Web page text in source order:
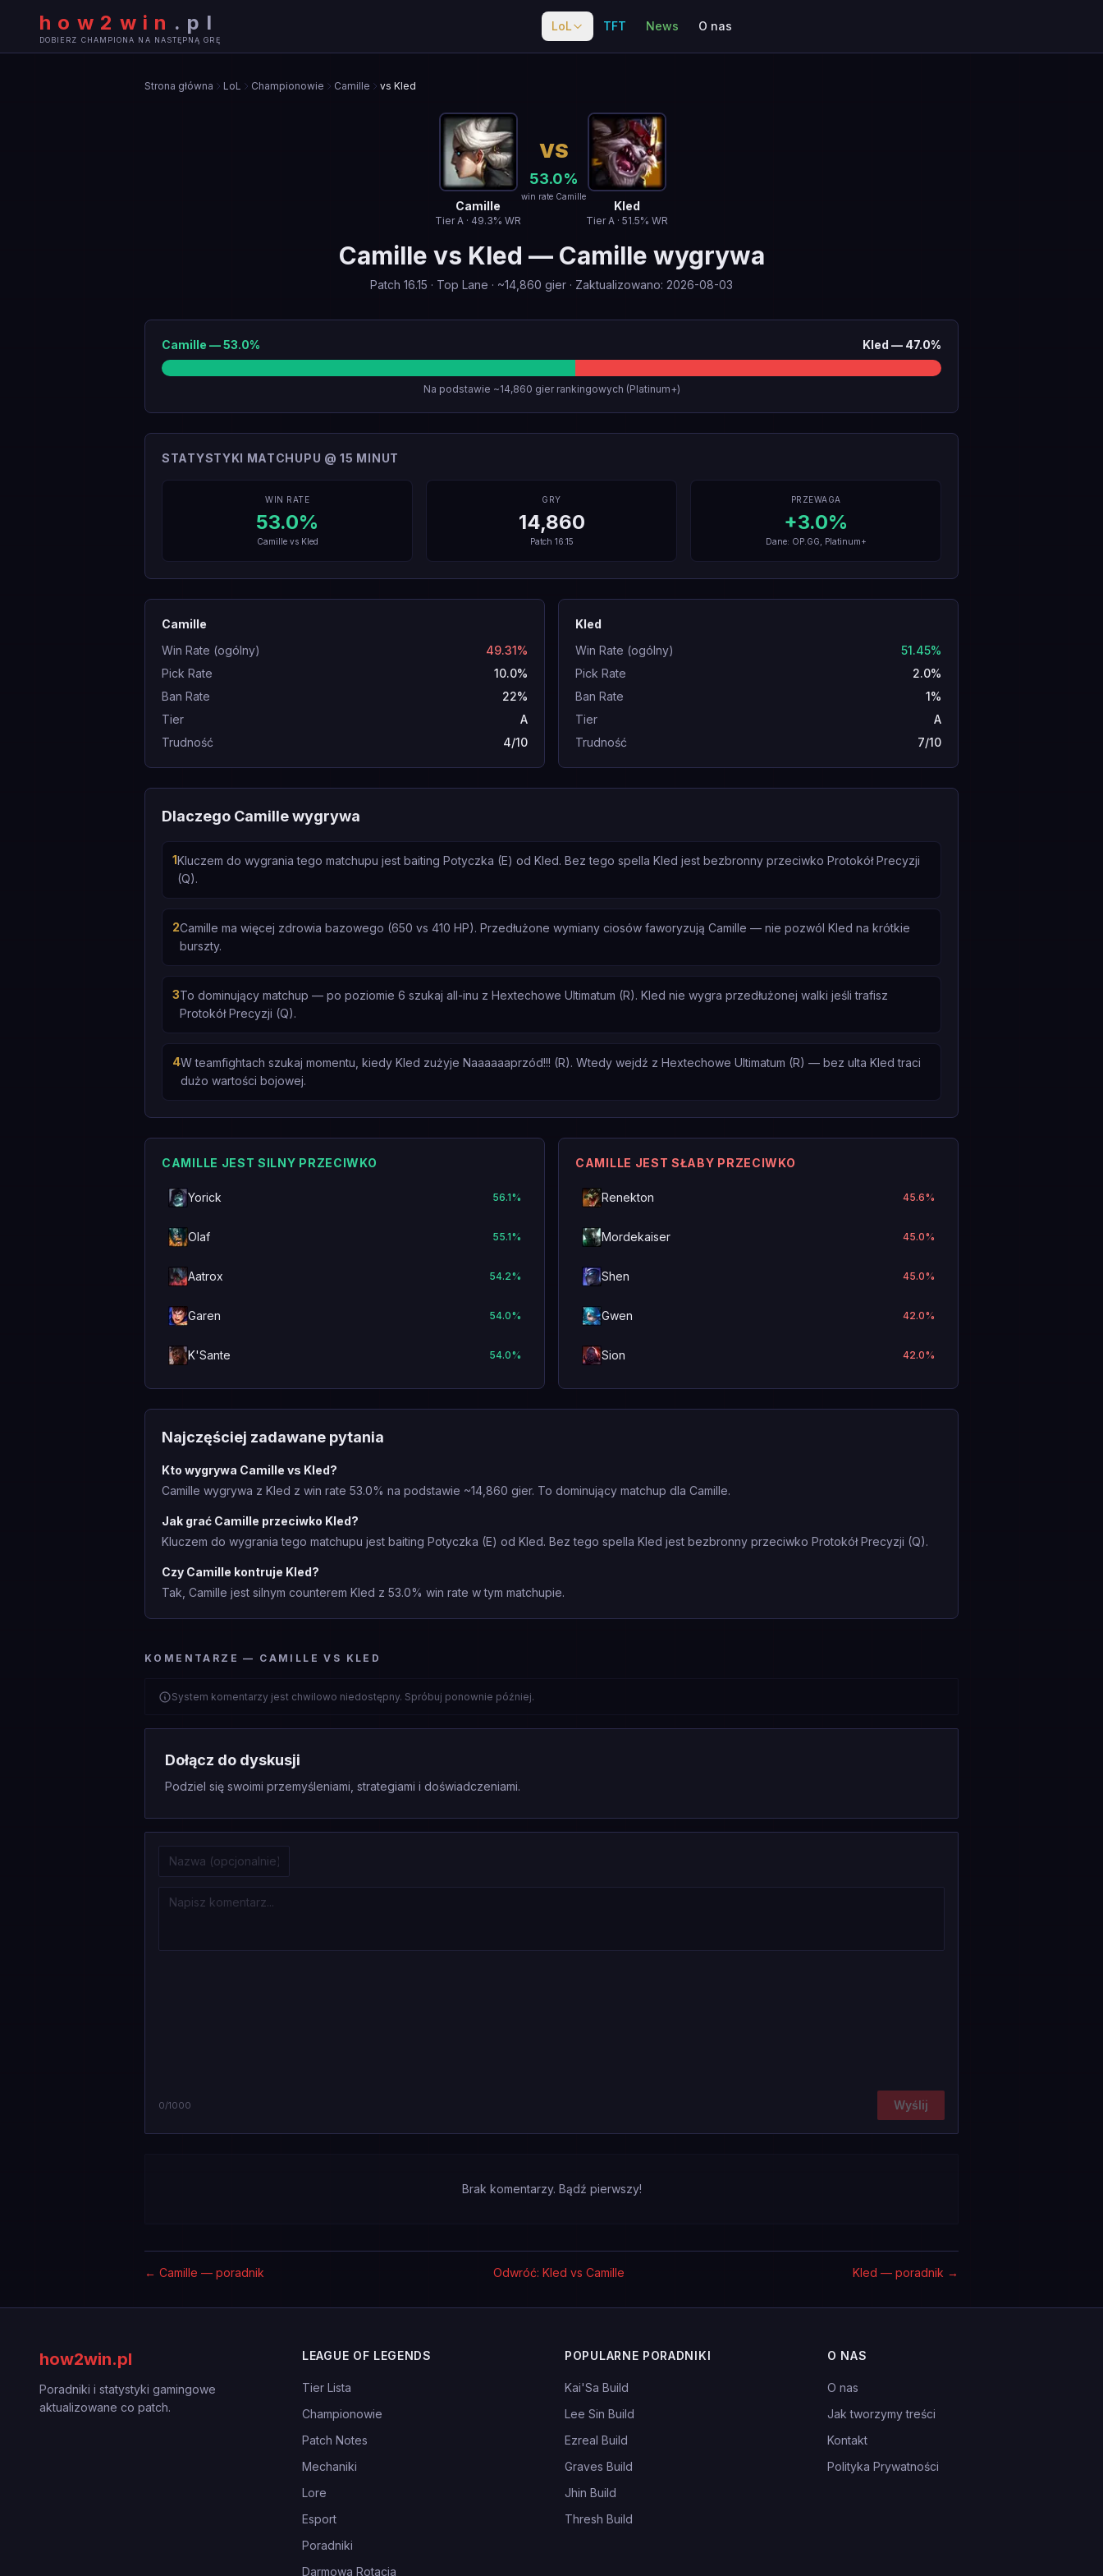
how2win . pl
DOBIERZ CHAMPIONA NA NASTĘPNĄ GRĘ
LoL TFT News O nas
Strona główna LoL Championowie Camille vs Kled
Camille
TierA · 49.3% WR
VS
53.0%
win rate Camille
Kled
TierA · 51.5% WR
Camille vs Kled — Camille wygrywa
Patch 16.15 · Top Lane · ~14,860 gier · Zaktualizowano: 2026-08-03
Camille —53.0% Kled — 47.0%
Na podstawie ~14,860 gier rankingowych (Platinum+)
STATYSTYKI MATCHUPU @ 15 MINUT
WIN RATE
53.0%
Camillevs Kled
GRY
14,860
Patch 16.15
PRZEWAGA
+3.0%
Dane: OP.GG, Platinum+
Camille
Win Rate (ogólny)
49.31%
Pick Rate
10.0%
Ban Rate
22%
Tier
A
Trudność
4/10
Kled
Win Rate (ogólny)
51.45%
Pick Rate
2.0%
Ban Rate
1%
Tier
A
Trudność
7/10
Dlaczego Camille wygrywa
1Kluczem do wygrania tego matchupu jest baiting Potyczka (E) od Kled. Bez tego spella Kled jest bezbronny przeciwko Protokół Precyzji
(Q).
2Camille ma więcej zdrowia bazowego (650 vs 410 HP). Przedłużone wymiany ciosów faworyzują Camille — nie pozwól Kled na krótkie
burszty.
3To dominujący matchup — po poziomie 6 szukaj all-inu z Hextechowe Ultimatum (R). Kled nie wygra przedłużonej walki jeśli trafisz
Protokół Precyzji (Q).
4W teamfightach szukaj momentu, kiedy Kled zużyje Naaaaaaprzód!!! (R). Wtedy wejdź z Hextechowe Ultimatum (R) — bez ulta Kled traci
dużo wartości bojowej.
CAMILLE JEST SILNY PRZECIWKO
Yorick 56.1%
Olaf 55.1%
Aatrox 54.2%
Garen 54.0%
K'Sante 54.0%
CAMILLE JEST SŁABY PRZECIWKO
Renekton 45.6%
Mordekaiser 45.0%
Shen 45.0%
Gwen 42.0%
Sion 42.0%
Najczęściej zadawane pytania
Kto wygrywa Camille vs Kled?
Camille wygrywa z Kled z win rate 53.0% na podstawie ~14,860 gier. To dominujący matchup dla Camille.
Jak grać Camille przeciwko Kled?
Kluczem do wygrania tego matchupu jest baiting Potyczka (E) od Kled. Bez tego spella Kled jest bezbronny przeciwko Protokół Precyzji (Q).
Czy Camille kontruje Kled?
Tak, Camille jest silnym counterem Kled z 53.0% win rate w tym matchupie.
KOMENTARZE — CAMILLE VS KLED
System komentarzy jest chwilowo niedostępny. Spróbuj ponownie później.
Dołącz do dyskusji
Podziel się swoimi przemyśleniami, strategiami i doświadczeniami.
0/1000 Wyślij
Brak komentarzy. Bądź pierwszy!
← Camille — poradnik Odwróć: Kled vs Camille Kled — poradnik →
how2win.pl
Poradniki i statystyki gamingowe
aktualizowane co patch.
LEAGUE OF LEGENDS
Tier Lista
Championowie
Patch Notes
Mechaniki
Lore
Esport
Poradniki
Darmowa Rotacja
POPULARNE PORADNIKI
Kai'Sa Build
Lee Sin Build
Ezreal Build
Graves Build
Jhin Build
Thresh Build
O NAS
O nas
Jak tworzymy treści
Kontakt
Polityka Prywatności